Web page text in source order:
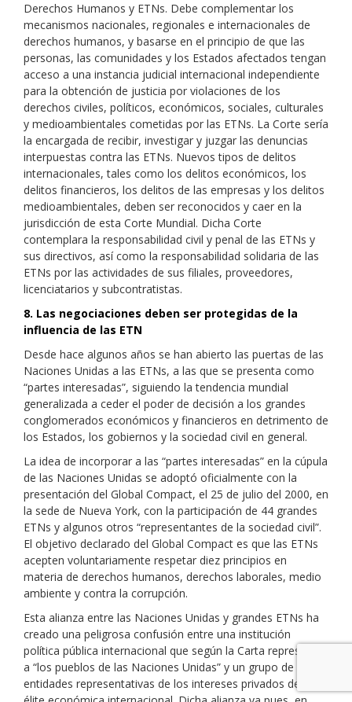
Derechos Humanos y ETNs. Debe complementar los
mecanismos nacionales, regionales e internacionales de
derechos humanos, y basarse en el principio de que las
personas, las comunidades y los Estados afectados tengan
acceso a una instancia judicial internacional independiente
para la obtención de justicia por violaciones de los
derechos civiles, políticos, económicos, sociales, culturales
y medioambientales cometidas por las ETNs. La Corte sería
la encargada de recibir, investigar y juzgar las denuncias
interpuestas contra las ETNs. Nuevos tipos de delitos
internacionales, tales como los delitos económicos, los
delitos financieros, los delitos de las empresas y los delitos
medioambientales, deben ser reconocidos y caer en la
jurisdicción de esta Corte Mundial. Dicha Corte
contemplara la responsabilidad civil y penal de las ETNs y
sus directivos, así como la responsabilidad solidaria de las
ETNs por las actividades de sus filiales, proveedores,
licenciatarios y subcontratistas.
8. Las negociaciones deben ser protegidas de la
influencia de las ETN
Desde hace algunos años se han abierto las puertas de las
Naciones Unidas a las ETNs, a las que se presenta como
“partes interesadas”, siguiendo la tendencia mundial
generalizada a ceder el poder de decisión a los grandes
conglomerados económicos y financieros en detrimento de
los Estados, los gobiernos y la sociedad civil en general.
La idea de incorporar a las “partes interesadas” en la cúpula
de las Naciones Unidas se adoptó oficialmente con la
presentación del Global Compact, el 25 de julio del 2000, en
la sede de Nueva York, con la participación de 44 grandes
ETNs y algunos otros “representantes de la sociedad civil”.
El objetivo declarado del Global Compact es que las ETNs
acepten voluntariamente respetar diez principios en
materia de derechos humanos, derechos laborales, medio
ambiente y contra la corrupción.
Esta alianza entre las Naciones Unidas y grandes ETNs ha
creado una peligrosa confusión entre una institución
política pública internacional que según la Carta representa
a “los pueblos de las Naciones Unidas” y un grupo de
entidades representativas de los intereses privados de una